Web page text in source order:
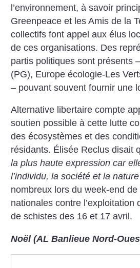
l’environnement, à savoir
Greenpeace et les Amis de la
collectifs font appel aux élus
de ces organisations. Des
partis politiques sont présents
(PG), Europe écologie-Les
– pouvant souvent fournir une
Alternative libertaire compte
soutien possible à cette lutte
des écosystèmes et des
résidants. Élisée Reclus disait
la plus haute expression car
l’individu, la société et la nature
nombreux lors du week-end
nationales contre l’exploitation
de schistes des 16 et 17 avril.
Noël (AL Banlieue Nord-